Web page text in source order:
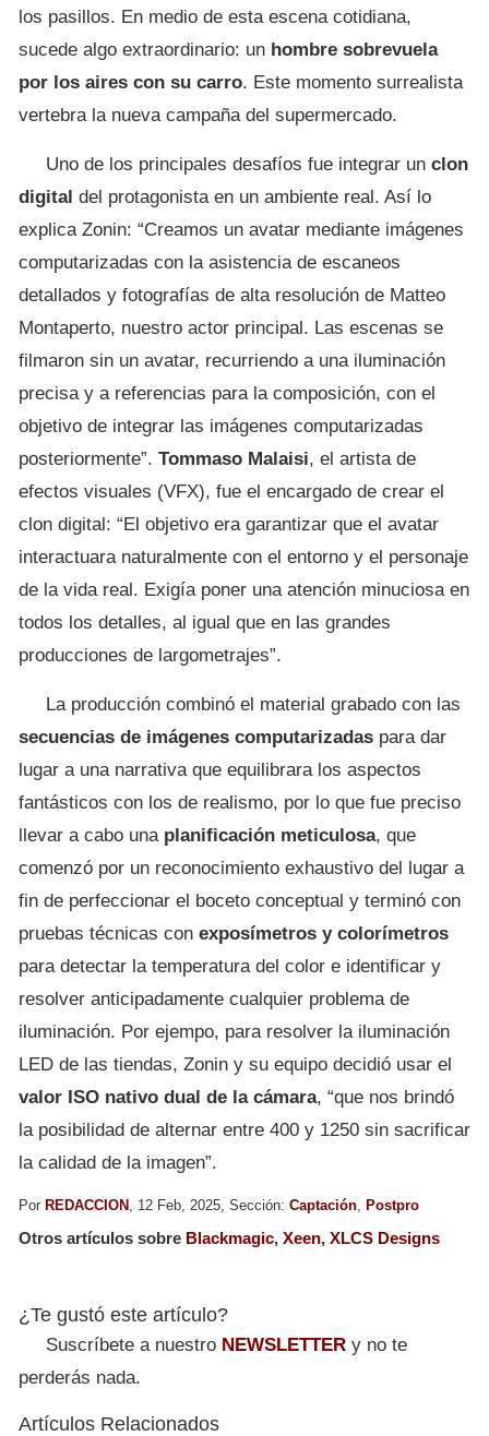
los pasillos. En medio de esta escena cotidiana,
sucede algo extraordinario: un hombre sobrevuela
por los aires con su carro. Este momento surrealista
vertebra la nueva campaña del supermercado.
Uno de los principales desafíos fue integrar un clon
digital del protagonista en un ambiente real. Así lo
explica Zonin: “Creamos un avatar mediante imágenes
computarizadas con la asistencia de escaneos
detallados y fotografías de alta resolución de Matteo
Montaperto, nuestro actor principal. Las escenas se
filmaron sin un avatar, recurriendo a una iluminación
precisa y a referencias para la composición, con el
objetivo de integrar las imágenes computarizadas
posteriormente”. Tommaso Malaisi, el artista de
efectos visuales (VFX), fue el encargado de crear el
clon digital: “El objetivo era garantizar que el avatar
interactuara naturalmente con el entorno y el personaje
de la vida real. Exigía poner una atención minuciosa en
todos los detalles, al igual que en las grandes
producciones de largometrajes”.
La producción combinó el material grabado con las
secuencias de imágenes computarizadas para dar
lugar a una narrativa que equilibrara los aspectos
fantásticos con los de realismo, por lo que fue preciso
llevar a cabo una planificación meticulosa, que
comenzó por un reconocimiento exhaustivo del lugar a
fin de perfeccionar el boceto conceptual y terminó con
pruebas técnicas con exposímetros y colorímetros
para detectar la temperatura del color e identificar y
resolver anticipadamente cualquier problema de
iluminación. Por ejempo, para resolver la iluminación
LED de las tiendas, Zonin y su equipo decidió usar el
valor ISO nativo dual de la cámara, “que nos brindó
la posibilidad de alternar entre 400 y 1250 sin sacrificar
la calidad de la imagen”.
Por REDACCION , 12 Feb, 2025, Sección: Captación Postpro
Otros artículos sobre Blackmagic, Xeen, XLCS Designs
¿Te gustó este artículo?
Suscríbete a nuestro NEWSLETTER y no te
perderás nada.
Artículos Relacionados